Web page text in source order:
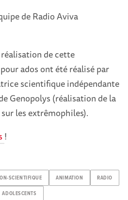
de Radio Aviva
de cette
ados ont été réalisé par
scientifique indépendante
Genopolys (réalisation de la
les extrêmophiles).
!
SCIENTIFIQUE ANIMATION RADIO
ADOLESCENTS